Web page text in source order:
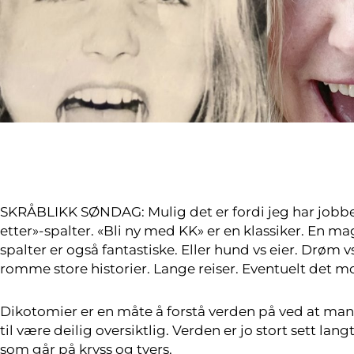
SKRÅBLIKK SØNDAG: Mulig det er fordi jeg har
etter»-spalter. «Bli ny med KK» er en klassiker. En
spalter er også fantastiske. Eller hund vs eier. Drøm
romme store historier. Lange reiser. Eventuelt det
Dikotomier er en måte å forstå verden på ved at
til være deilig oversiktlig. Verden er jo stort sett
som går på kryss og tvers.